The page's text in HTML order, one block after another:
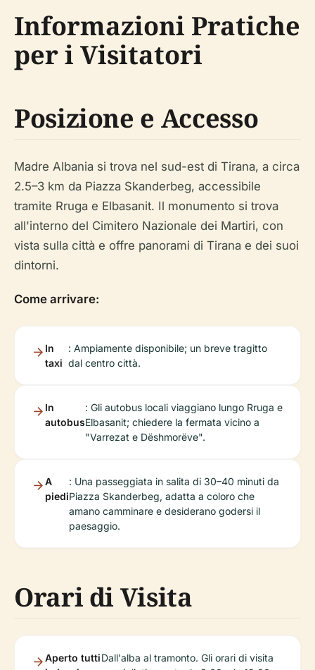
Informazioni Pratiche
per i Visitatori
Posizione e Accesso
Madre Albania si trova nel sud-est di Tirana, a circa
2.5–3 km da Piazza Skanderbeg, accessibile
tramite Rruga e Elbasanit. Il monumento si trova
all'interno del Cimitero Nazionale dei Martiri, con
vista sulla città e offre panorami di Tirana e dei suoi
dintorni.
Come arrivare:
In
taxi
: Ampiamente disponibile; un breve tragitto
dal centro città.
In
autobus
: Gli autobus locali viaggiano lungo Rruga e
Elbasanit; chiedere la fermata vicino a
"Varrezat e Dëshmorëve".
A
piedi
: Una passeggiata in salita di 30–40 minuti da
Piazza Skanderbeg, adatta a coloro che
amano camminare e desiderano godersi il
paesaggio.
Orari di Visita
Aperto tuttiDall'alba al tramonto. Gli orari di visita